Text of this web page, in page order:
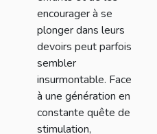
encourager à se
plonger dans leurs
devoirs peut parfois
sembler
insurmontable. Face
à une génération en
constante quête de
stimulation,